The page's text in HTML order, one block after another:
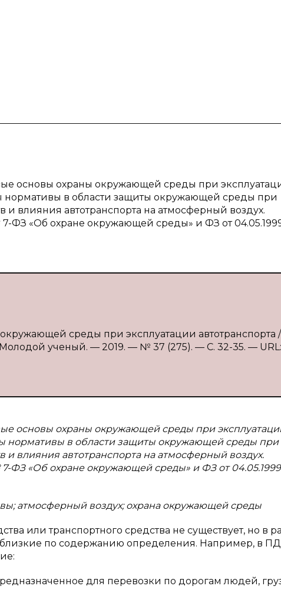
основы охраны окружающей среды при
нормативы в области защиты окружающей среды при
и влияния автотранспорта на атмосферный воздух.
ФЗ «Об охране окружающей среды» и ФЗ от
среды при эксплуатации автотранспорта
ученый. — 2019. — № 37 (275). — С. 32-35. — URL:
основы охраны окружающей среды при
нормативы в области защиты окружающей среды при
и влияния автотранспорта на атмосферный воздух.
ФЗ «Об охране окружающей среды» и ФЗ от
атмосферный воздух; охрана окружающей среды
или транспортного средства не существует, но в
близкие по содержанию определения. Например, в
для перевозки по дорогам людей,